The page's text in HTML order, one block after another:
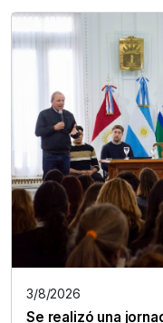
3/8/2026
Se realizó una